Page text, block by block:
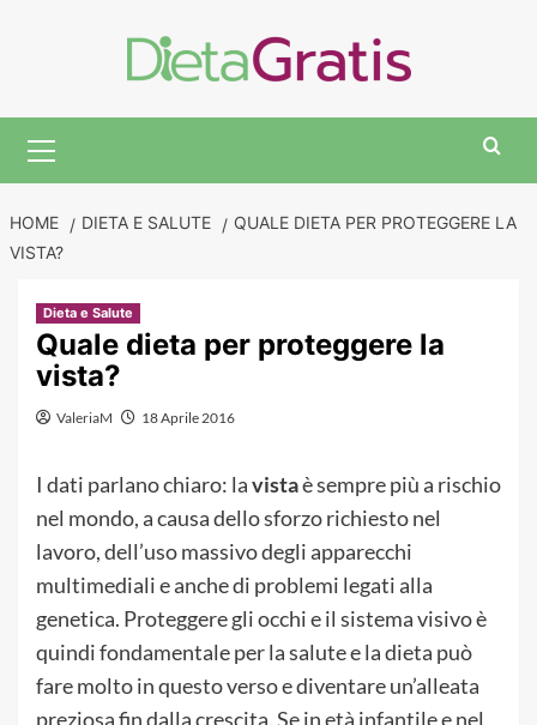
Menu
HOME DIETA E SALUTE
QUALE DIETA PER PROTEGGERE LA
VISTA?
Dieta e Salute
Quale dieta per proteggere la
vista?
ValeriaM 18 Aprile 2016
I dati parlano chiaro: lavistaè sempre più a rischio
nel mondo, a causa dello sforzo richiesto nel
lavoro, dell’uso massivo degli apparecchi
multimediali e anche di problemi legati alla
genetica. Proteggere gli occhi e il sistema visivo è
quindi fondamentale per la salute e la dieta può
fare molto in questo verso e diventare un’alleata
preziosa fin dalla crescita. Se in età infantile e nel